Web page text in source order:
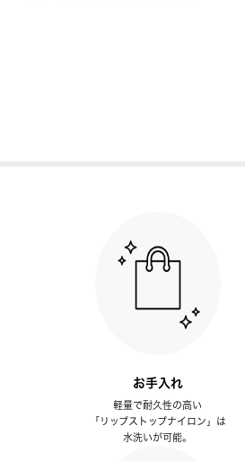
お手入れ
軽量で耐久性の高い
「リップストップナイロン」は
水洗いが可能。